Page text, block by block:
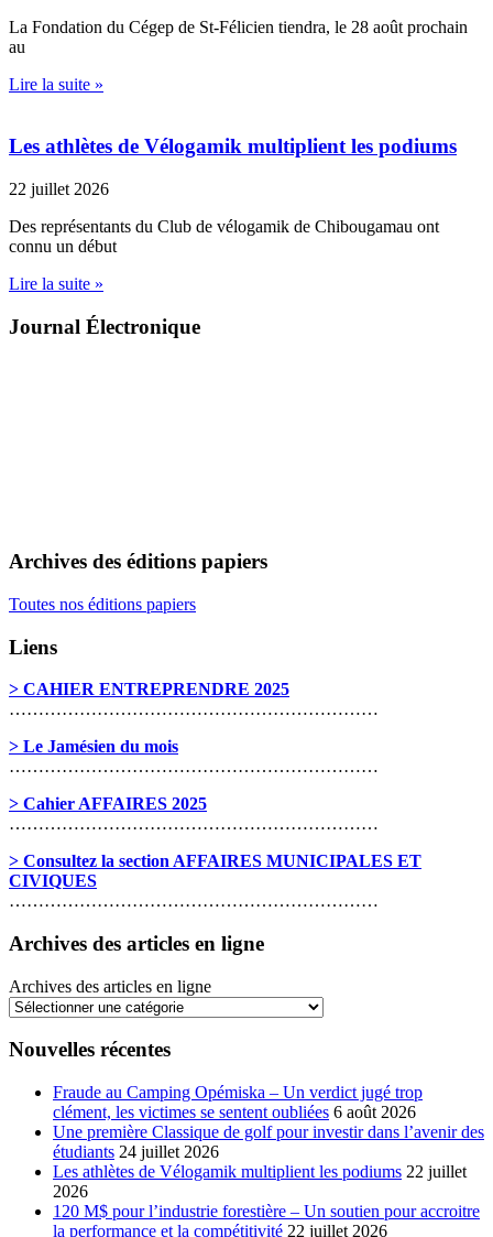
La Fondation du Cégep de St-Félicien tiendra, le 28 août prochain
au
Lire la suite »
Les athlètes de Vélogamik multiplient les podiums
22 juillet 2026
Des représentants du Club de vélogamik de Chibougamau ont
connu un début
Lire la suite »
Journal Électronique
Archives des éditions papiers
Toutes nos éditions papiers
Liens
> CAHIER ENTREPRENDRE 2025
………………………………………………………
> Le Jamésien du mois
………………………………………………………
> Cahier AFFAIRES 2025
………………………………………………………
> Consultez la section AFFAIRES MUNICIPALES ET
CIVIQUES
………………………………………………………
Archives des articles en ligne
Archives des articles en ligne
Nouvelles récentes
Fraude au Camping Opémiska – Un verdict jugé trop
clément, les victimes se sentent oubliées 6 août 2026
Une première Classique de golf pour investir dans l’avenir des
étudiants 24 juillet 2026
Les athlètes de Vélogamik multiplient les podiums 22 juillet
2026
120 M$ pour l’industrie forestière – Un soutien pour accroitre
la performance et la compétitivité 22 juillet 2026